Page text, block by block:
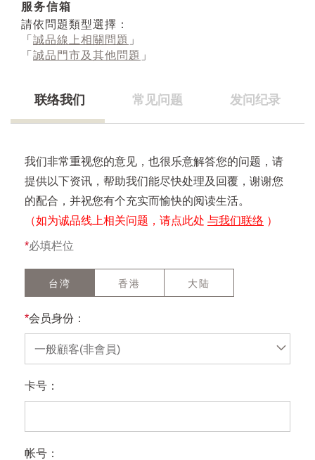
服务信箱
請依問題類型選擇：
「 誠品線上相關問題 」
「 誠品門市及其他問題 」
联络我们 常见问题 发问纪录
我们非常重视您的意见，也很乐意解答您的问题，请
提供以下资讯，帮助我们能尽快处理及回覆，谢谢您
的配合，并祝您有个充实而愉快的阅读生活。
（如为诚品线上相关问题，请点此处 与我们联络 ）
*必填栏位
台湾 香港 大陆
*会员身份：
一般顧客(非會員)
卡号：
帐号：